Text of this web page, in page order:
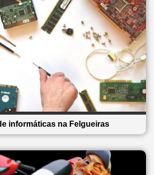
informáticas na Felgueiras